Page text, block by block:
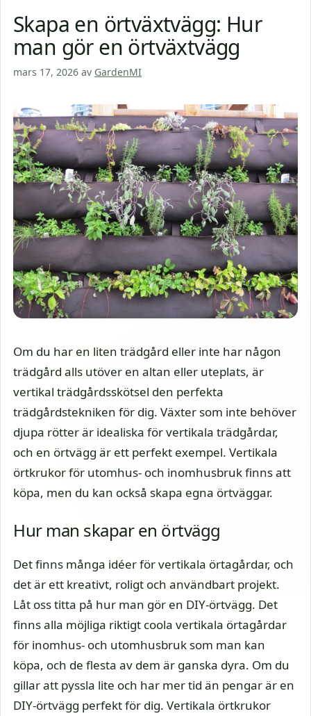
Skapa en örtväxtvägg: Hur
man gör en örtväxtvägg
mars 17, 2026 av GardenMI
Om du har en liten trädgård eller inte har någon
trädgård alls utöver en altan eller uteplats, är
vertikal trädgårdsskötsel den perfekta
trädgårdstekniken för dig. Växter som inte behöver
djupa rötter är idealiska för vertikala trädgårdar,
och en örtvägg är ett perfekt exempel. Vertikala
örtkrukor för utomhus- och inomhusbruk finns att
köpa, men du kan också skapa egna örtväggar.
Hur man skapar en örtvägg
Det finns många idéer för vertikala örtagårdar, och
det är ett kreativt, roligt och användbart projekt.
Låt oss titta på hur man gör en DIY-örtvägg. Det
finns alla möjliga riktigt coola vertikala örtagårdar
för inomhus- och utomhusbruk som man kan
köpa, och de flesta av dem är ganska dyra. Om du
gillar att pyssla lite och har mer tid än pengar är en
DIY-örtvägg perfekt för dig. Vertikala örtkrukor